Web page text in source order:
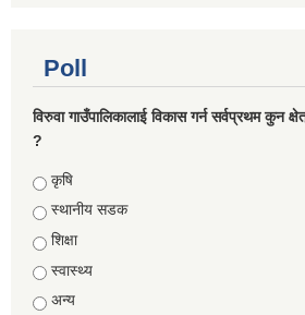
Poll
विरुवा गाउँपालिकालाई विकास गर्न सर्वप्रथम कुन
?
Choices
कृषि
स्थानीय सडक
शिक्षा
स्वास्थ्य
अन्य